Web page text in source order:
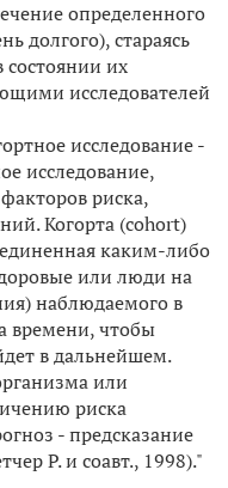
определенного
долгого), стараясь
их
исследователей
исследование -
исследо­вание,
риска,
Когорта (cohort)
каким-либо
или люди на
наблюдаемого в
времени, чтобы
в дальнейшем.
или
риска
- предсказание
Р. и соавт., 1998)."